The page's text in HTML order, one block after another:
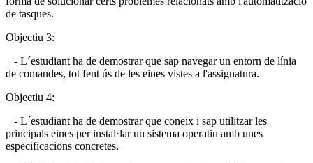
de tasques.
Objectiu 3:
- L´estudiant ha de demostrar que sap navegar un entorn de línia
de comandes, tot fent ús de les eines vistes a l'assignatura.
Objectiu 4:
- L´estudiant ha de demostrar que coneix i sap utilitzar les
principals eines per instal·lar un sistema operatiu amb unes
especificacions concretes.